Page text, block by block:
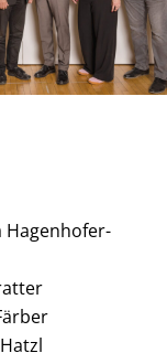
Hagenhofer-